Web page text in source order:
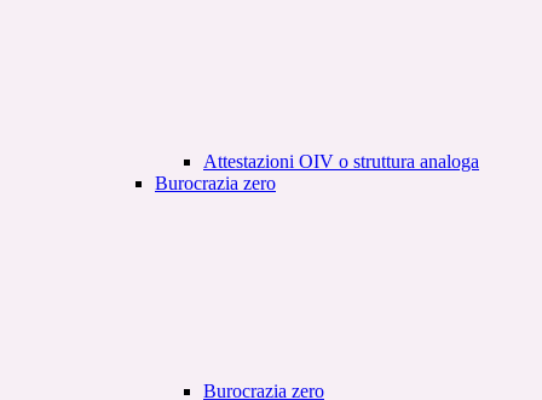
Attestazioni OIV o struttura analoga
Burocrazia zero
Burocrazia zero